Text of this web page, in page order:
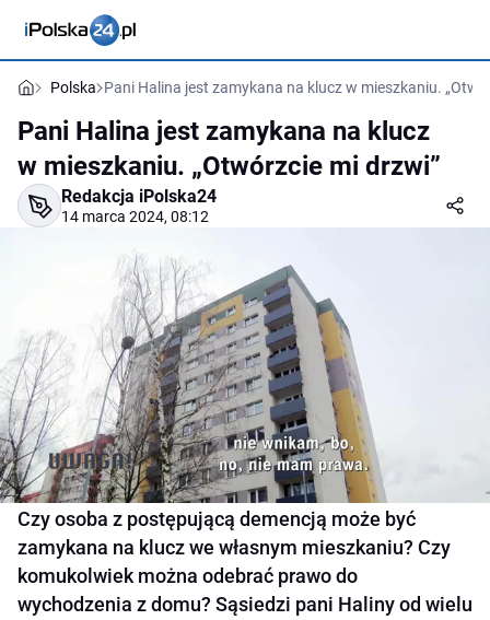
Polska Pani Halina jest zamykana na klucz w mieszkaniu.
Pani Halina jest zamykana na klucz
w mieszkaniu. „Otwórzcie mi drzwi”
Redakcja iPolska24
14 marca 2024, 08:12
Czy osoba z postępującą demencją może być
zamykana na klucz we własnym mieszkaniu? Czy
komukolwiek można odebrać prawo do
wychodzenia z domu? Sąsiedzi pani Haliny od wielu